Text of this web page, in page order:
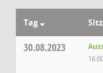
Tag
30.08.2023